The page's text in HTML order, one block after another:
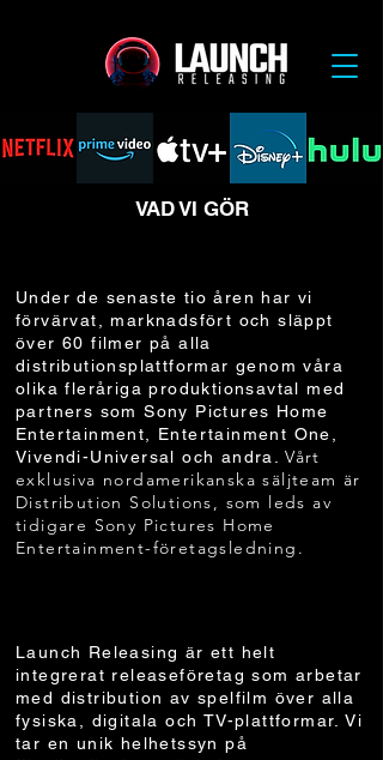
VAD VI GÖR
Under de senaste tio åren har vi
förvärvat, marknadsfört och släppt
över 60 filmer på alla
distributionsplattformar genom våra
olika fleråriga produktionsavtal med
partners som Sony Pictures Home
Entertainment, Entertainment One,
Vivendi-Universal och andra.
Vårt
exklusiva nordamerikanska säljteam är
Distribution Solutions, som leds av
tidigare Sony Pictures Home
Entertainment-företagsledning.
Launch Releasing är ett helt
integrerat releaseföretag som arbetar
med distribution av spelfilm över alla
fysiska, digitala och TV-plattformar. Vi
tar en unik helhetssyn på